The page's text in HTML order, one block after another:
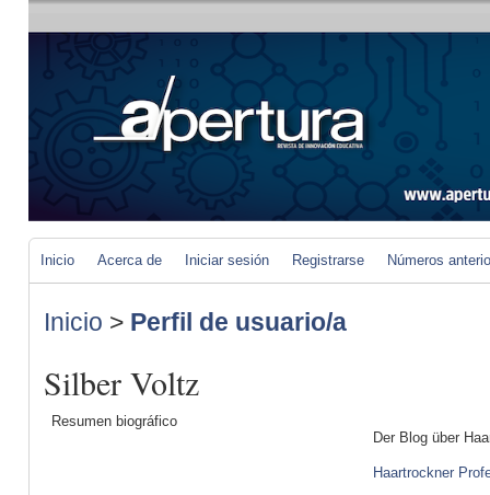
Inicio Acerca de Iniciar sesión Registrarse Números
Inicio > Perfil de usuario/a
Silber Voltz
Resumen biográfico
Der Blog über
Haartrockner